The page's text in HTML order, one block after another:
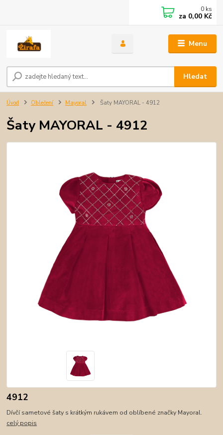
Menu
Hledat
0 ks
za 0,00 Kč
Úvod Oblečení Mayoral Šaty MAYORAL - 4912
Šaty MAYORAL - 4912
4912
Dívčí sametové šaty s krátkým rukávem od oblíbené značky Mayoral.
celý popis